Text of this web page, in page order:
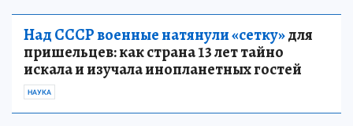
Над СССР военные натянули «сетку»для
пришельцев: как страна 13 лет тайно
искала и изучала инопланетных гостей
НАУКА